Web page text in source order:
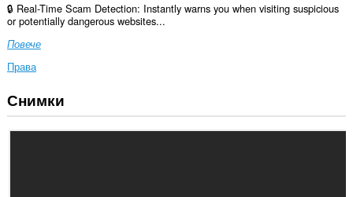
🔒 Real-Time Scam Detection: Instantly warns you when visiting suspicious
or potentially dangerous websites...
Повече
Права
Това
разширение
Снимки